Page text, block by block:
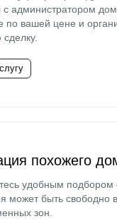
с администратором
по вашей цене и
похожего
удобным
может быть свободно
зон.